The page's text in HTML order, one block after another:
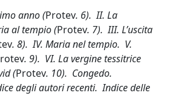
anno (Protev. 6). II. La
al tempio (Protev. 7). III. L’uscita
. 8). IV. Maria nel tempio. V.
. 9). VI. La vergine tessitrice
(Protev. 10). Congedo.
degli autori recenti. Indice delle